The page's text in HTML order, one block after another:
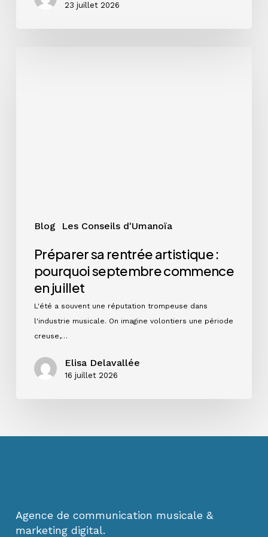
23 juillet 2026
Blog Les Conseils d'Umanoïa
Préparer sa rentrée artistique :
pourquoi septembre commence
en juillet
L'été a souvent une réputation trompeuse dans
l'industrie musicale. On imagine volontiers une période
creuse,…
Elisa Delavallée
16 juillet 2026
Agence de communication musicale &
marketing digital.